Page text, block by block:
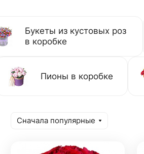
Букеты из кустовых роз
в коробке
Пионы в коробке
Сначала популярные